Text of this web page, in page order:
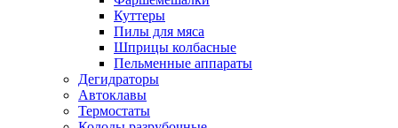
Куттеры
Пилы для мяса
Шприцы колбасные
Пельменные аппараты
Дегидраторы
Автоклавы
Термостаты